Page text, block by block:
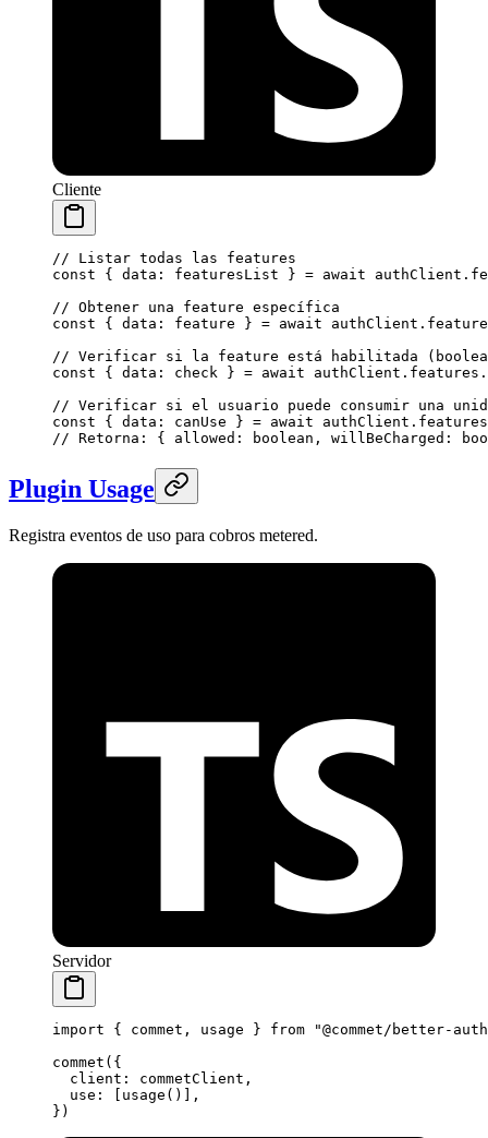
Cliente
// Listar todas las features
const { data : featuresList } = await
// Obtener una feature específica
const { data : feature } = await
// Verificar si la feature está habilitada
const { data : check } = await authClient.features.
// Verificar si el usuario puede consumir una
const { data : canUse } = await
// Retorna: { allowed: boolean, willBeCharged:
Plugin Usage
Registra eventos de uso para cobros metered.
Servidor
import { commet, usage } from "@commet/better-
commet ({
  client: commetClient,
  use: [
usage ()],
})